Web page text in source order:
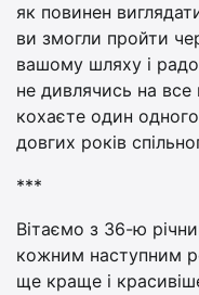
як повинен
ви змогли пройти
вашому шляху і
не дивлячись на все
кохаєте один
довгих років
***
Вітаємо з 36-ю
кожним наступним
ще краще і